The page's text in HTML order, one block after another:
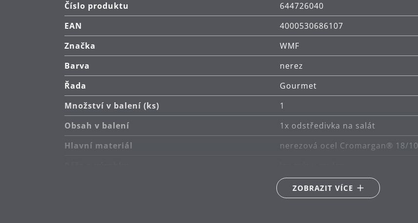
Číslo produktu
644726040
EAN
4000530686107
Značka
WMF
Barva
nerez
Řada
Gourmet
Množství v balení (ks)
1
Obsah v balení
1x odstředivka na salát
Hlavní materiál
nerezová ocel Cromargan® 18/10
ZOBRAZIT VÍCE